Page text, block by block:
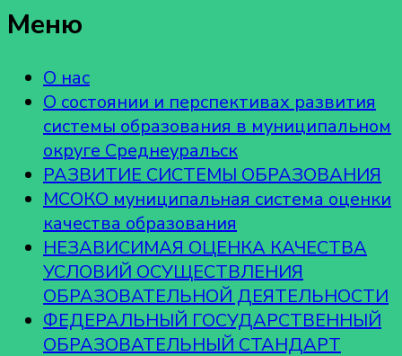
Меню
О нас
О состоянии и перспективах развития
системы образования в муниципальном
округе Среднеуральск
РАЗВИТИЕ СИСТЕМЫ ОБРАЗОВАНИЯ
МСОКО муниципальная система оценки
качества образования
НЕЗАВИСИМАЯ ОЦЕНКА КАЧЕСТВА
УСЛОВИЙ ОСУЩЕСТВЛЕНИЯ
ОБРАЗОВАТЕЛЬНОЙ ДЕЯТЕЛЬНОСТИ
ФЕДЕРАЛЬНЫЙ ГОСУДАРСТВЕННЫЙ
ОБРАЗОВАТЕЛЬНЫЙ СТАНДАРТ